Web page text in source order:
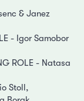
& Janez
- Igor Samobor
ROLE - Natasa
Stoll,